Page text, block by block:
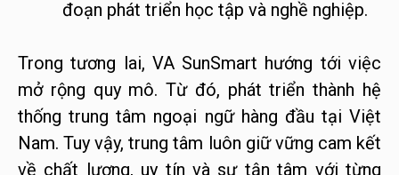
đoạn phát triển học tập và nghề nghiệp.
Trong tương lai, VA SunSmart hướng tới việc
mở rộng quy mô. Từ đó, phát triển thành hệ
thống trung tâm ngoại ngữ hàng đầu tại Việt
Nam. Tuy vậy, trung tâm luôn giữ vững cam kết
về chất lượng, uy tín và sự tận tâm với từng